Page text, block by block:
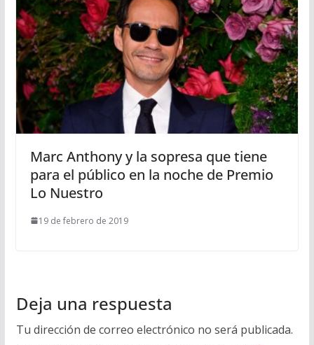
Marc Anthony y la sopresa que tiene
para el público en la noche de Premio
Lo Nuestro
19 de febrero de 2019
Deja una respuesta
Tu dirección de correo electrónico no será publicada.